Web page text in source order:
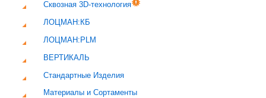
Сквозная 3D-технология
ЛОЦМАН:КБ
ЛОЦМАН:PLM
ВЕРТИКАЛЬ
Стандартные Изделия
Материалы и Сортаменты